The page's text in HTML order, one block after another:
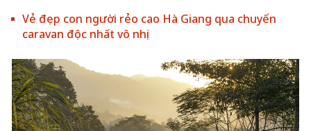
Vẻ đẹp con người rẻo cao Hà Giang qua chuyến
caravan độc nhất vô nhị